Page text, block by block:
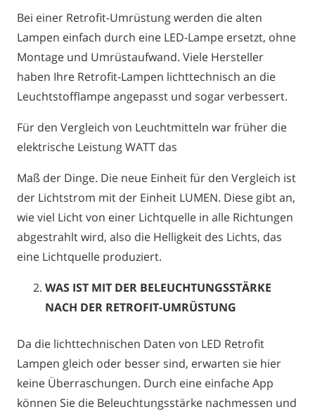
Bei einer Retrofit-Umrüstung werden die alten
Lampen einfach durch eine LED-Lampe ersetzt, ohne
Montage und Umrüstaufwand. Viele Hersteller
haben Ihre Retrofit-Lampen lichttechnisch an die
Leuchtstofflampe angepasst und sogar verbessert.
Für den Vergleich von Leuchtmitteln war früher die
elektrische Leistung WATT das
Maß der Dinge. Die neue Einheit für den Vergleich ist
der Lichtstrom mit der Einheit LUMEN. Diese gibt an,
wie viel Licht von einer Lichtquelle in alle Richtungen
abgestrahlt wird, also die Helligkeit des Lichts, das
eine Lichtquelle produziert.
WAS IST MIT DER BELEUCHTUNGSSTÄRKE
NACH DER RETROFIT-UMRÜSTUNG
Da die lichttechnischen Daten von LED Retrofit
Lampen gleich oder besser sind, erwarten sie hier
keine Überraschungen. Durch eine einfache App
können Sie die Beleuchtungsstärke nachmessen und